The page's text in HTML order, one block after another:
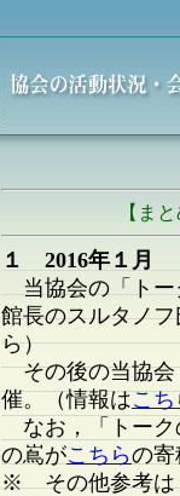
【ま
１ 2016年１月
当協会の「トー
館長のスルタノ
ら）
その後の当協会
催。（情報はこち
なお，「トーク
の嶌がこちらの寄
※ その他参考は